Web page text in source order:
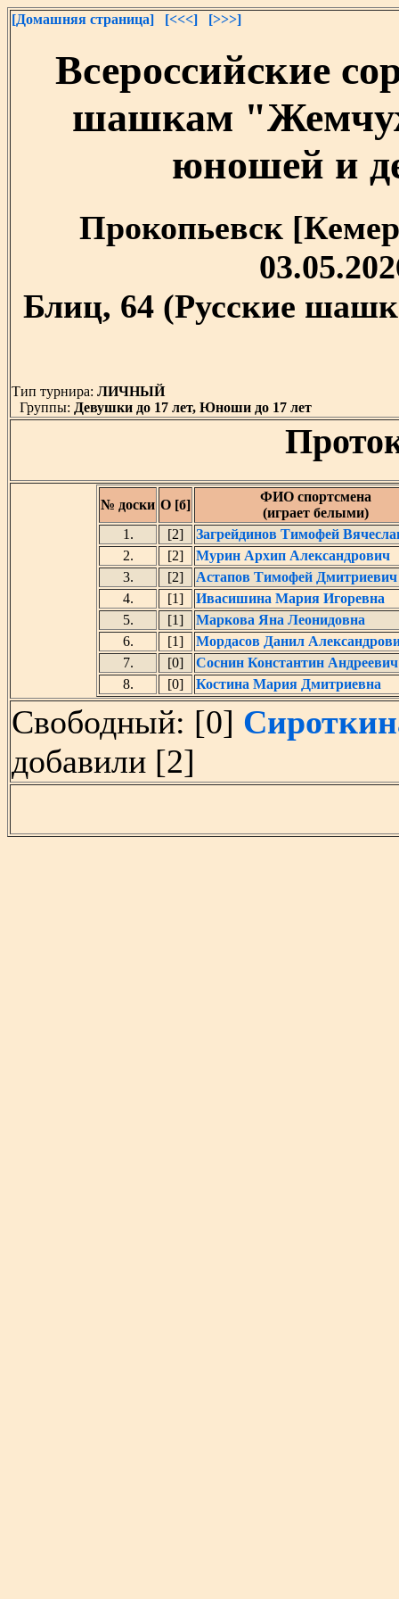
[Домашняя страница] [<<<] [>>>]
Всероссийские
шашкам
юношей и
Прокопьевск
Блиц, 64 (Русские
Тип турнира: ЛИЧНЫЙ
Группы: Девушки до 17 лет, Юноши до 17 лет
№ доски О [б]
ФИО спортсмена
(играет белыми)
1.
[2]
Загрейдинов Тимофей
2.
[2]
Мурин Архип Александрович
3.
[2]
Астапов Тимофей Дмитриевич
4.
[1]
Ивасишина Мария Игоревна
5.
[1]
Маркова Яна Леонидовна
6.
[1]
Мордасов Данил
7.
[0]
Соснин Константин Андреевич
8.
[0] Костина Мария Дмитриевна
Свободный: [0]
добавили [2]